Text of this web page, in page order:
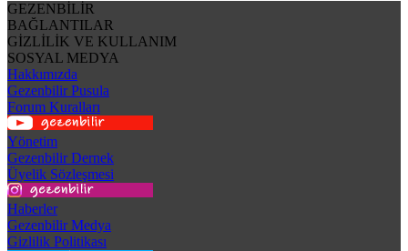
GEZENBİLİR
BAĞLANTILAR
GİZLİLİK VE KULLANIM
SOSYAL MEDYA
Hakkımızda
Gezenbilir Pusula
Forum Kuralları
Yönetim
Gezenbilir Dernek
Üyelik Sözleşmesi
Haberler
Gezenbilir Medya
Gizlilik Politikası